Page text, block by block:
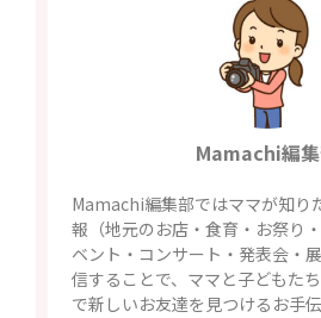
Mamachi編
Mamachi編集部ではママが知り
報（地元のお店・食育・お祭り
ベント・コンサート・発表会・
信することで、ママと子どもた
で新しいお友達を見つけるお手伝